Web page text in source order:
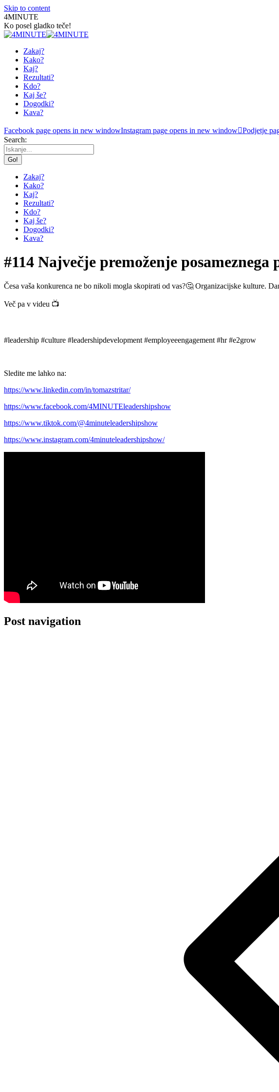
Skip to content
4MINUTE
Ko posel gladko teče!
Zakaj?
Kako?
Kaj?
Rezultati?
Kdo?
Kaj še?
Dogodki?
Kava?
Facebook page opens in new windowInstagram page opens in new window Podjetje
Search:
Zakaj?
Kako?
Kaj?
Rezultati?
Kdo?
Kaj še?
Dogodki?
Kava?
#114 Največje premoženje
Česa vaša konkurenca ne bo nikoli mogla skopirati od vas?🤔 Organizacijske kulture.
Več pa v videu 📺
#leadership #culture #leadershipdevelopment #employeeengagement #hr #e2grow
Sledite me lahko na:
https://www.linkedin.com/in/tomazstritar/
https://www.facebook.com/4MINUTEleadershipshow
https://www.tiktok.com/@4minuteleadershipshow
https://www.instagram.com/4minuteleadershipshow/
Post navigation